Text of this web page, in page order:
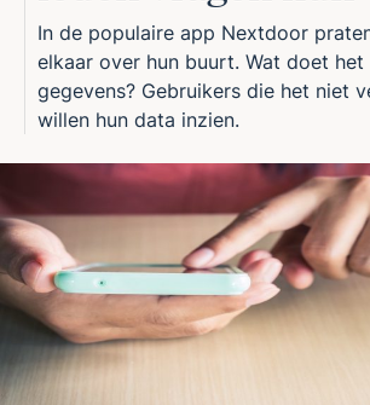
In de populaire app Nextdoor
elkaar over hun buurt. Wat doet
gegevens? Gebruikers die het niet
willen hun data inzien.